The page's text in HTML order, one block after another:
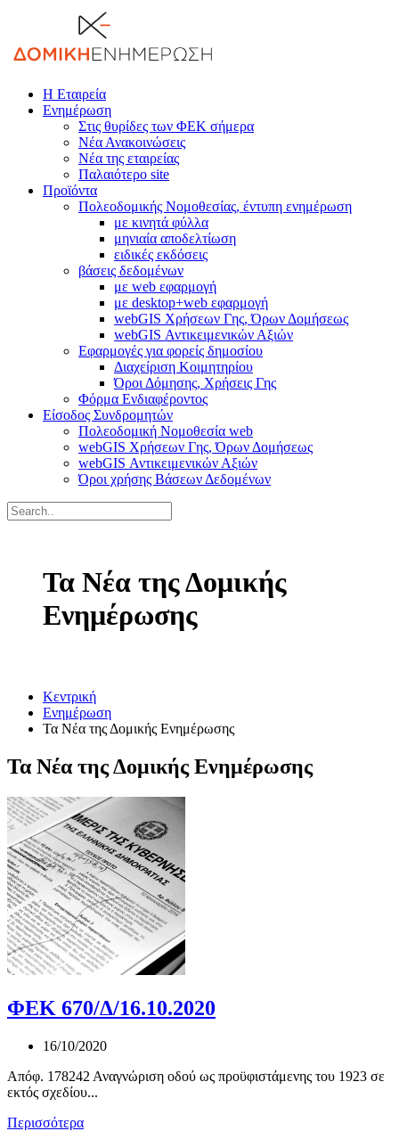
Η Εταιρεία
Ενημέρωση
Στις θυρίδες των ΦΕΚ σήμερα
Νέα Ανακοινώσεις
Νέα της εταιρείας
Παλαιότερο site
Προϊόντα
Πολεοδομικής Νομοθεσίας, έντυπη ενημέρωση
με κινητά φύλλα
μηνιαία αποδελτίωση
ειδικές εκδόσεις
βάσεις δεδομένων
με web εφαρμογή
με desktop+web εφαρμογή
webGIS Χρήσεων Γης, Όρων Δομήσεως
webGIS Αντικειμενικών Αξιών
Εφαρμογές για φορείς δημοσίου
Διαχείριση Κοιμητηρίου
Όροι Δόμησης, Χρήσεις Γης
Φόρμα Ενδιαφέροντος
Είσοδος Συνδρομητών
Πολεοδομική Νομοθεσία web
webGIS Χρήσεων Γης, Όρων Δομήσεως
webGIS Αντικειμενικών Αξιών
Όροι χρήσης Βάσεων Δεδομένων
Τα Νέα της Δομικής
Ενημέρωσης
Κεντρική
Ενημέρωση
Τα Νέα της Δομικής Ενημέρωσης
Τα Νέα της Δομικής Ενημέρωσης
ΦΕΚ 670/Δ/16.10.2020
16/10/2020
Απόφ. 178242 Αναγνώριση οδού ως προϋφιστάμενης του 1923 σε
εκτός σχεδίου...
Περισσότερα